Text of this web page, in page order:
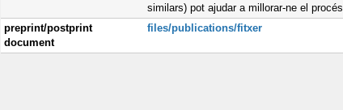
similars) pot ajudar a millorar-ne el procés.
preprint/postprint
document
files/publications/fitxer